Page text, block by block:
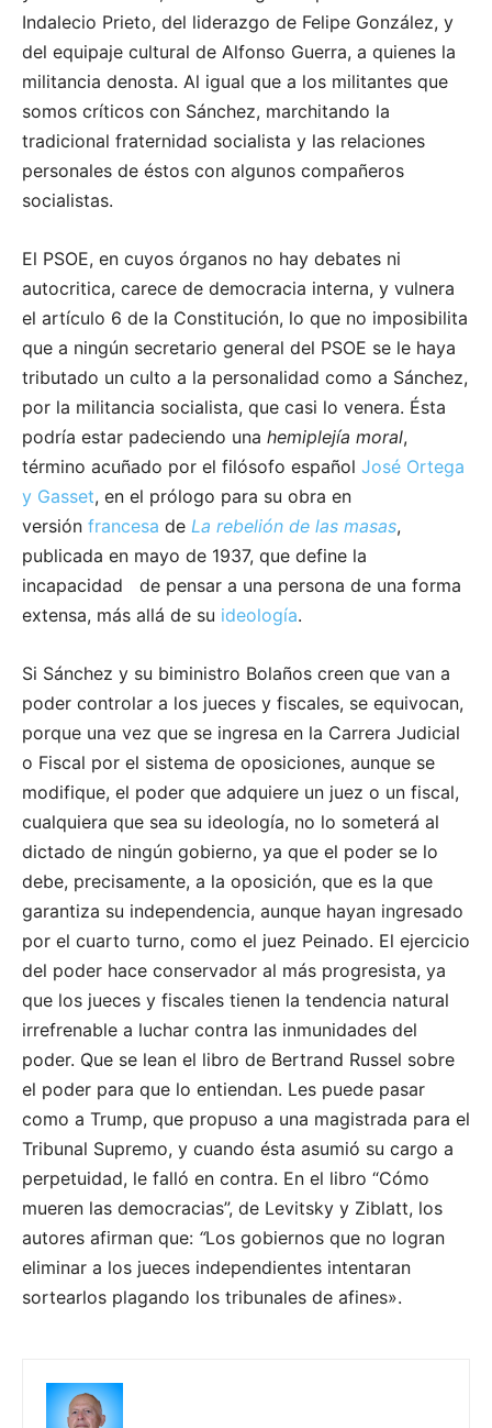
Indalecio Prieto, del liderazgo de Felipe González, y
del equipaje cultural de Alfonso Guerra, a quienes la
militancia denosta. Al igual que a los militantes que
somos críticos con Sánchez, marchitando la
tradicional fraternidad socialista y las relaciones
personales de éstos con algunos compañeros
socialistas.
El PSOE, en cuyos órganos no hay debates ni
autocritica, carece de democracia interna, y vulnera
el artículo 6 de la Constitución, lo que no imposibilita
que a ningún secretario general del PSOE se le haya
tributado un culto a la personalidad como a Sánchez,
por la militancia socialista, que casi lo venera. Ésta
podría estar padeciendo una hemiplejía moral,
término acuñado por el filósofo español José Ortega
y Gasset, en el prólogo para su obra en
versión francesa de La rebelión de las masas,
publicada en mayo de 1937, que define la
incapacidad de pensar a una persona de una forma
extensa, más allá de su ideología.
Si Sánchez y su biministro Bolaños creen que van a
poder controlar a los jueces y fiscales, se equivocan,
porque una vez que se ingresa en la Carrera Judicial
o Fiscal por el sistema de oposiciones, aunque se
modifique, el poder que adquiere un juez o un fiscal,
cualquiera que sea su ideología, no lo someterá al
dictado de ningún gobierno, ya que el poder se lo
debe, precisamente, a la oposición, que es la que
garantiza su independencia, aunque hayan ingresado
por el cuarto turno, como el juez Peinado. El ejercicio
del poder hace conservador al más progresista, ya
que los jueces y fiscales tienen la tendencia natural
irrefrenable a luchar contra las inmunidades del
poder. Que se lean el libro de Bertrand Russel sobre
el poder para que lo entiendan. Les puede pasar
como a Trump, que propuso a una magistrada para el
Tribunal Supremo, y cuando ésta asumió su cargo a
perpetuidad, le falló en contra. En el libro “Cómo
mueren las democracias”, de Levitsky y Ziblatt, los
autores afirman que: “Los gobiernos que no logran
eliminar a los jueces independientes intentaran
sortearlos plagando los tribunales de afines».